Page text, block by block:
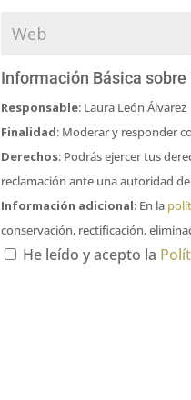
Información Básica
Responsable: Laura León Álvarez
Finalidad: Moderar y responder
Derechos: Podrás ejercer tus
reclamación ante una autoridad
Información adicional: En la
conservación, rectificación,
He leído y acepto la